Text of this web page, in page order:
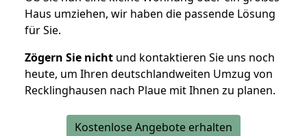
Haus umziehen, wir haben die passende Lösung
für Sie.
Zögern Sie nicht und kontaktieren Sie uns noch
heute, um Ihren deutschlandweiten Umzug von
Recklinghausen nach Plaue mit Ihnen zu planen.
Kostenlose Angebote erhalten